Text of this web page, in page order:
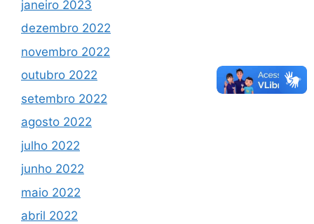
janeiro 2023
dezembro 2022
novembro 2022
outubro 2022
setembro 2022
agosto 2022
julho 2022
junho 2022
maio 2022
abril 2022